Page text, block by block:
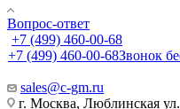
Вопрос-ответ
+7 (499) 460-00-68
+7 (499) 460-00-68Звонок
sales@c-gm.ru
г. Москва, Люблинская